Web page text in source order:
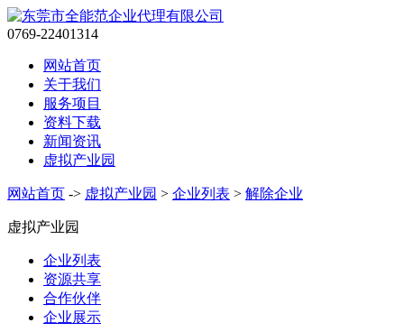
0769-22401314
网站首页
关于我们
服务项目
资料下载
新闻资讯
虚拟产业园
网站首页 -> 虚拟产业园 > 企业列表 > 解除企业
虚拟产业园
企业列表
资源共享
合作伙伴
企业展示